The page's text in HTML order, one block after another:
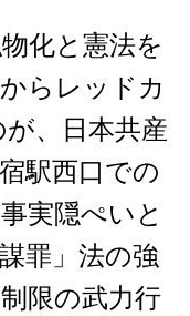
化と憲法を
らレッドカ
、日本共産
駅西口での
実隠ぺいと
罪」法の強
限の武力行